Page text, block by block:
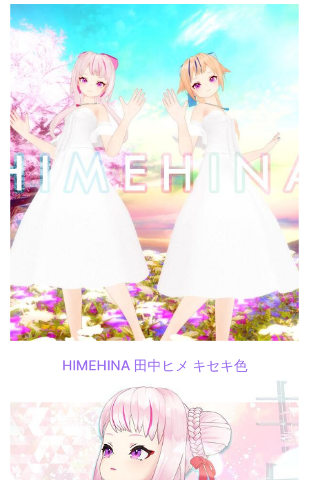
HIMEHINA 田中ヒメ キセキ色